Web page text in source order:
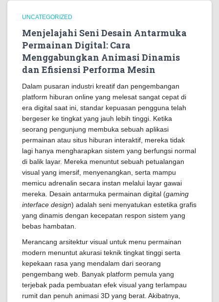
UNCATEGORIZED
Menjelajahi Seni Desain Antarmuka
Permainan Digital: Cara
Menggabungkan Animasi Dinamis
dan Efisiensi Performa Mesin
Dalam pusaran industri kreatif dan pengembangan
platform hiburan online yang melesat sangat cepat di
era digital saat ini, standar kepuasan pengguna telah
bergeser ke tingkat yang jauh lebih tinggi. Ketika
seorang pengunjung membuka sebuah aplikasi
permainan atau situs hiburan interaktif, mereka tidak
lagi hanya mengharapkan sistem yang berfungsi normal
di balik layar. Mereka menuntut sebuah petualangan
visual yang imersif, menyenangkan, serta mampu
memicu adrenalin secara instan melalui layar gawai
mereka. Desain antarmuka permainan digital (gaming
interface design) adalah seni menyatukan estetika grafis
yang dinamis dengan kecepatan respon sistem yang
bebas hambatan.
Merancang arsitektur visual untuk menu permainan
modern menuntut akurasi teknik tingkat tinggi serta
kepekaan rasa yang mendalam dari seorang
pengembang web. Banyak platform pemula yang
terjebak pada pembuatan efek visual yang terlampau
rumit dan penuh animasi 3D yang berat. Akibatnya,